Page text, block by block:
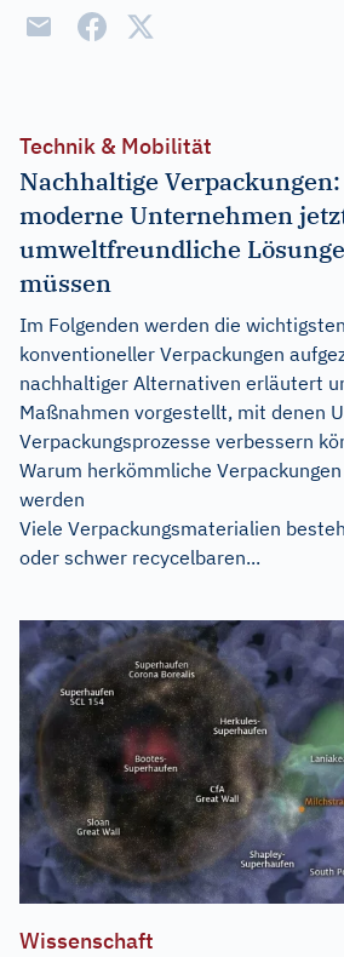
Technik & Mobilität
Nachhaltige
moderne Unternehmen
umweltfreundliche
müssen
Im Folgenden werden die
konventioneller Verpackungen
nachhaltiger Alternativen erläutert
Maßnahmen vorgestellt, mit denen
Verpackungsprozesse verbessern
Warum herkömmliche
werden
Viele Verpackungsmaterialien
oder schwer recycelbaren...
Wissenschaft